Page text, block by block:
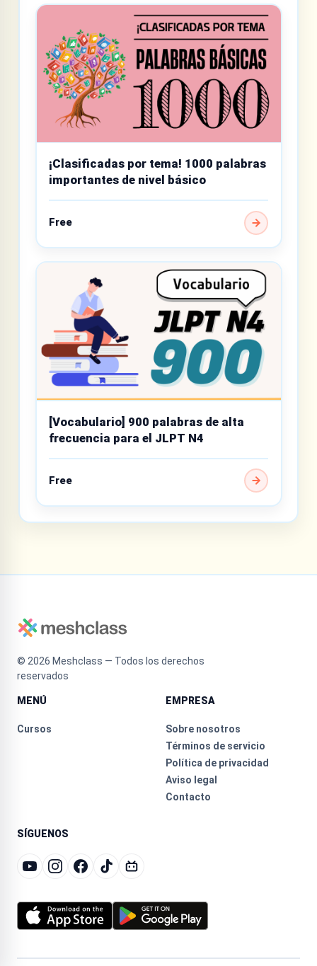
¡Clasificadas por tema! 1000 palabras
importantes de nivel básico
Free
[Vocabulario] 900 palabras de alta
frecuencia para el JLPT N4
Free
© 2026 Meshclass — Todos los derechos
reservados
MENÚ
Cursos
EMPRESA
Sobre nosotros
Términos de servicio
Política de privacidad
Aviso legal
Contacto
SÍGUENOS